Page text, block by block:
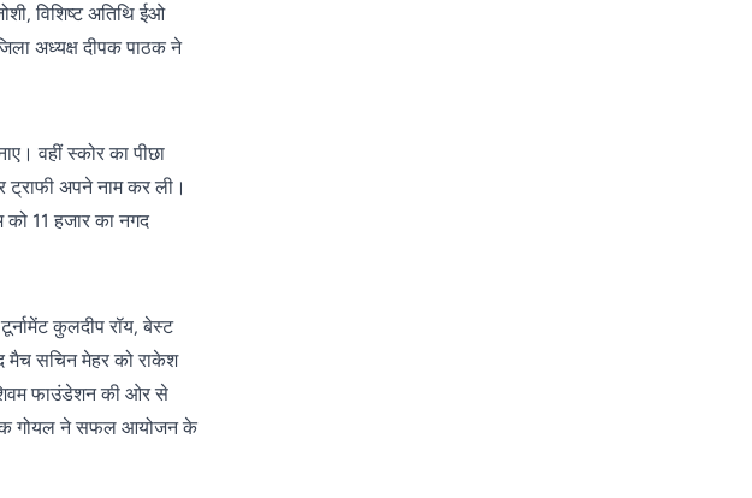
विशिष्ट अतिथि ईओ
अध्यक्ष दीपक पाठक ने
वहीं स्कोर का पीछा
ट्राफी अपने नाम कर ली।
11 हजार का नगद
कुलदीप रॉय, बेस्ट
मैच सचिन मेहर को राकेश
फाउंडेशन की ओर से
गोयल ने सफल आयोजन के